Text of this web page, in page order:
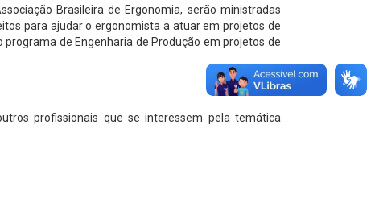
Brasileira de Ergonomia, serão ministradas
para ajudar o ergonomista a atuar em projetos de
de Engenharia de Produção em projetos de
profissionais que se interessem pela temática